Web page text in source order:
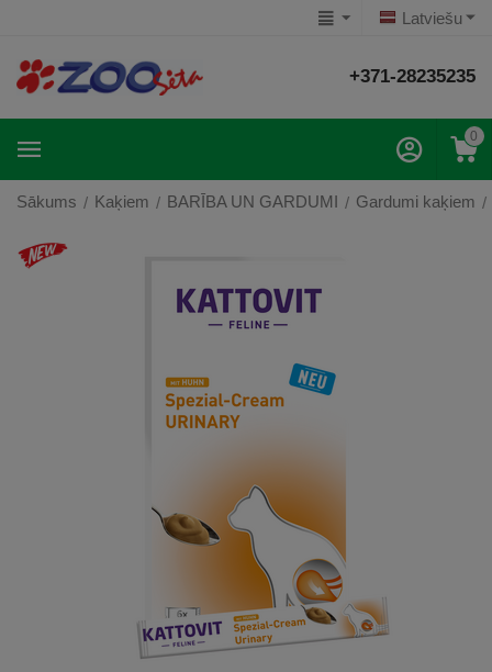
Latviešu
+371-28235235
0
Sākums / Kaķiem / BARĪBA UN GARDUMI / Gardumi kaķiem /